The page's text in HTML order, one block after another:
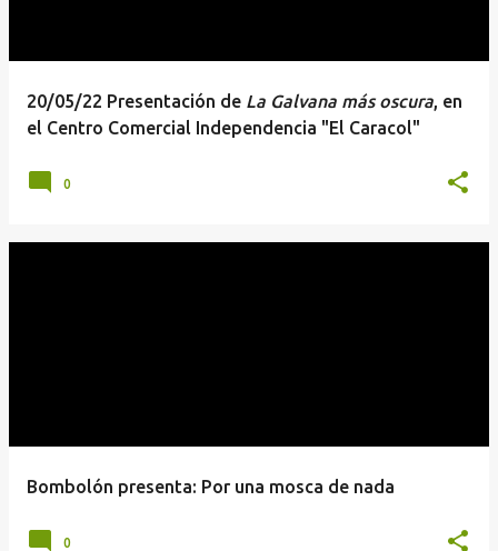
20/05/22 Presentación de La Galvana más oscura, en
el Centro Comercial Independencia "El Caracol"
0
Bombolón presenta: Por una mosca de nada
0